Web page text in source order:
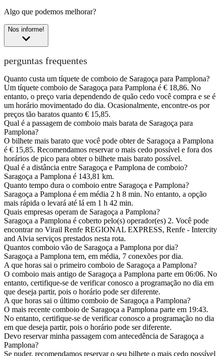
Algo que podemos melhorar?
Nos informe!
perguntas frequentes
Quanto custa um tíquete de comboio de Saragoça para Pamplona?
Um tíquete comboio de Saragoça para Pamplona é € 18,86. No
entanto, o preço varia dependendo de quão cedo você compra e se é
um horário movimentado do dia. Ocasionalmente, encontre-os por
preços tão baratos quanto € 15,85.
Qual é a passagem de comboio mais barata de Saragoça para
Pamplona?
O bilhete mais barato que você pode obter de Saragoça a Pamplona
é € 15,85. Recomendamos reservar o mais cedo possível e fora dos
horários de pico para obter o bilhete mais barato possível.
Qual é a distância entre Saragoça e Pamplona de comboio?
Saragoça a Pamplona é 143,81 km.
Quanto tempo dura o comboio entre Saragoça e Pamplona?
Saragoça a Pamplona é em média 2 h 8 min. No entanto, a opção
mais rápida o levará até lá em 1 h 42 min.
Quais empresas operam de Saragoça a Pamplona?
Saragoça a Pamplona é coberto pelo(s) operador(es) 2. Você pode
encontrar no Virail Renfe REGIONAL EXPRESS, Renfe - Intercity
and Alvia serviços prestados nesta rota.
Quantos comboio vão de Saragoça a Pamplona por dia?
Saragoça a Pamplona tem, em média, 7 conexões por dia.
A que horas sai o primeiro comboio de Saragoça a Pamplona?
O comboio mais antigo de Saragoça a Pamplona parte em 06:06. No
entanto, certifique-se de verificar conosco a programação no dia em
que deseja partir, pois o horário pode ser diferente.
A que horas sai o último comboio de Saragoça a Pamplona?
O mais recente comboio de Saragoça a Pamplona parte em 19:43.
No entanto, certifique-se de verificar conosco a programação no dia
em que deseja partir, pois o horário pode ser diferente.
Devo reservar minha passagem com antecedência de Saragoça a
Pamplona?
Se puder, recomendamos reservar o seu bilhete o mais cedo possível